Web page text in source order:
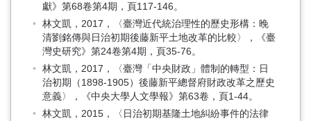
獻》第68卷第4期，頁117-146。
林文凱，2017，〈臺灣近代統治理性的歷史形構：晚
清劉銘傳與日治初期後藤新平土地改革的比較〉，《臺
灣史研究》第24卷第4期，頁35-76。
林文凱，2017，〈臺灣「中央財政」體制的轉型：日
治初期（1898-1905）後藤新平總督府財政改革之歷史
意義〉，《中央大學人文學報》第63卷，頁1-44。
林文凱，2015，〈日治初期基隆土地糾紛事件的法律